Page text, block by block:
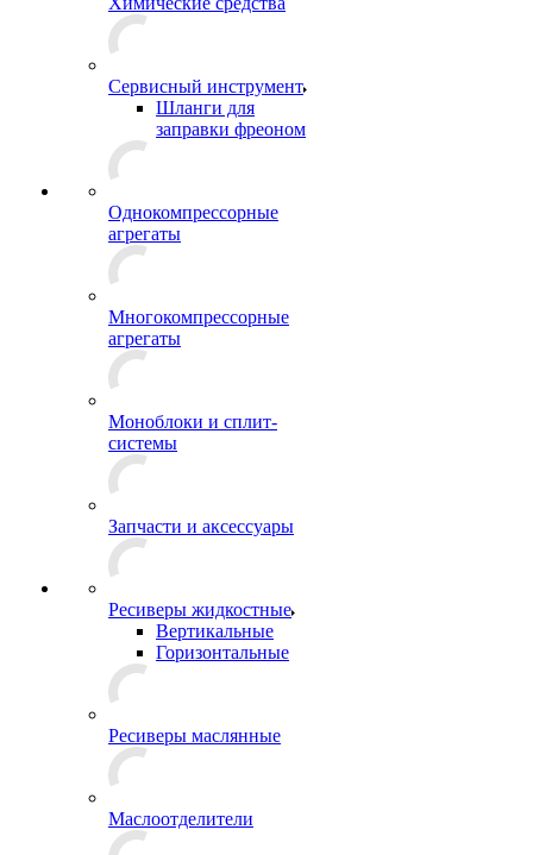
Сервисный инструмент
Шланги для
заправки фреоном
Однокомпрессорные
агрегаты
Многокомпрессорные
агрегаты
Моноблоки и сплит-
системы
Запчасти и аксессуары
Ресиверы жидкостные
Вертикальные
Горизонтальные
Ресиверы маслянные
Маслоотделители